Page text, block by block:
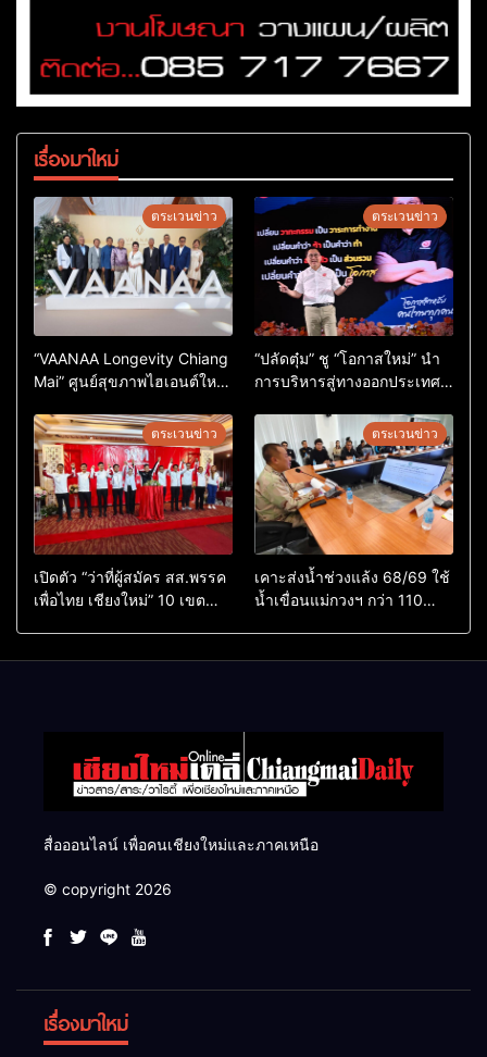
เรื่องมาใหม่
ตระเวนข่าว
“VAANAA Longevity Chiang
Mai” ศูนย์สุขภาพไฮเอนต์ใหญ่
ตระเวนข่าว
“ปลัดตุ๋ม” ชู “โอกาสใหม่” นำ
การบริหารสู่ทางออกประเทศ
ตระเวนข่าว
เปิดตัว “ว่าที่ผู้สมัคร สส.พรรค
เพื่อไทย เชียงใหม่” 10 เขต
ตระเวนข่าว
เคาะส่งน้ำช่วงแล้ง 68/69 ใช้
น้ำเขื่อนแม่กวงฯ กว่า 110
สื่อออนไลน์ เพื่อคนเชียงใหม่และภาคเหนือ
© copyright 2026
เรื่องมาใหม่